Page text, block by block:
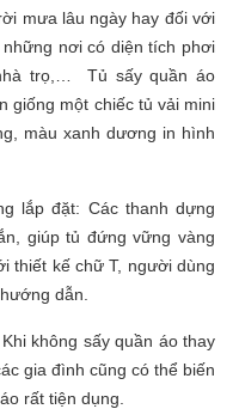
mưa lâu ngày hay đối với
nơi có diện tích phơi
trọ,… Tủ sấy quần áo
giống một chiếc tủ vải mini
màu xanh dương in hình
lắp đặt: Các thanh dựng
giúp tủ đứng vững vàng
thiết kế chữ T, người dùng
dẫn.
không sấy quần áo thay
gia đình cũng có thể biến
rất tiện dụng.